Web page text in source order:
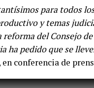
para todos
y temas
del Consejo
ha pedido que se
conferencia de